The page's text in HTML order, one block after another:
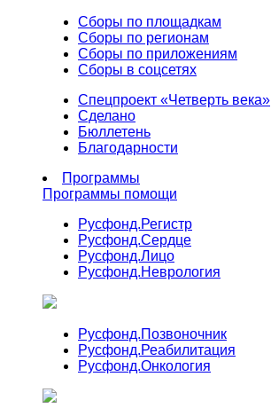
Сборы по площадкам
Сборы по регионам
Сборы по приложениям
Сборы в соцсетях
Спецпроект «Четверть века»
Сделано
Бюллетень
Благодарности
Программы
Программы помощи
Русфонд.Регистр
Русфонд.Сердце
Русфонд.Лицо
Русфонд.Неврология
Русфонд.Позвоночник
Русфонд.Реабилитация
Русфонд.Онкология